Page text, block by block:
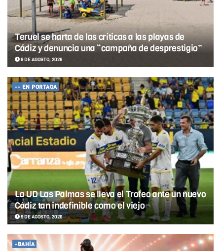
Teruel se harta de las críticas a las playas de
Cádiz y denuncia una “campaña de desprestigio”
9 DE AGOSTO, 2026
-- EN PORTADA
La UD Las Palmas se lleva el Trofeo ante un nuevo
Cádiz tan indefinible como el viejo
9 DE AGOSTO, 2026
-BAHÍA